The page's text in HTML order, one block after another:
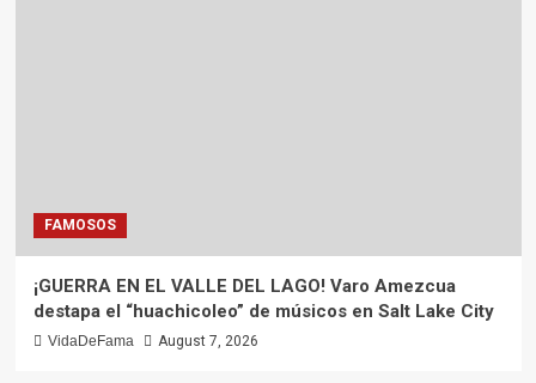
FAMOSOS
¡GUERRA EN EL VALLE DEL LAGO! Varo Amezcua
destapa el “huachicoleo” de músicos en Salt Lake City
VidaDeFama August 7, 2026